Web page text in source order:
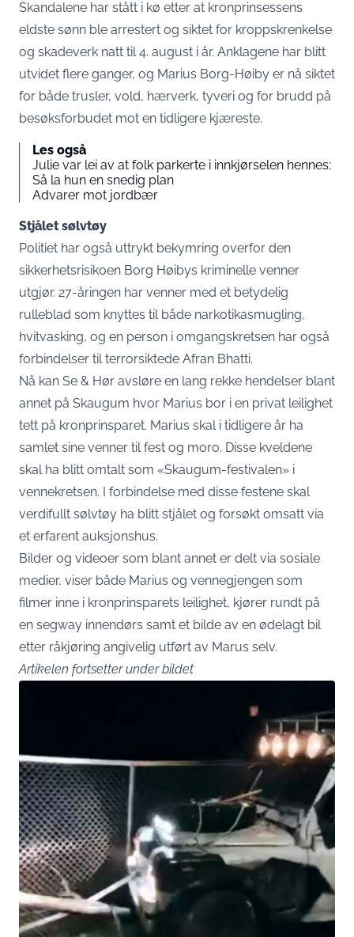
Skandalene har stått i kø etter at kronprinsessens
eldste sønn ble arrestert og siktet for kroppskrenkelse
og skadeverk natt til 4. august i år. Anklagene har blitt
utvidet flere ganger, og Marius Borg-Høiby er nå siktet
for både trusler, vold, hærverk, tyveri og for brudd på
besøksforbudet mot en tidligere kjæreste.
Les også
Julie var lei av at folk parkerte i innkjørselen hennes:
Så la hun en snedig plan
Advarer mot jordbær
Stjålet sølvtøy
Politiet har også uttrykt bekymring overfor den
sikkerhetsrisikoen Borg Høibys kriminelle venner
utgjør. 27-åringen har venner med et betydelig
rulleblad som knyttes til både narkotikasmugling,
hvitvasking, og en person i omgangskretsen har også
forbindelser til terrorsiktede Afran Bhatti.
Nå kan Se & Hør avsløre en lang rekke hendelser blant
annet på Skaugum hvor Marius bor i en privat leilighet
tett på kronprinsparet. Marius skal i tidligere år ha
samlet sine venner til fest og moro. Disse kveldene
skal ha blitt omtalt som «Skaugum-festivalen» i
vennekretsen. I forbindelse med disse festene skal
verdifullt sølvtøy ha blitt stjålet og forsøkt omsatt via
et erfarent auksjonshus.
Bilder og videoer som blant annet er delt via sosiale
medier, viser både Marius og vennegjengen som
filmer inne i kronprinsparets leilighet, kjører rundt på
en segway innendørs samt et bilde av en ødelagt bil
etter råkjøring angivelig utført av Marus selv.
Artikelen fortsetter under bildet